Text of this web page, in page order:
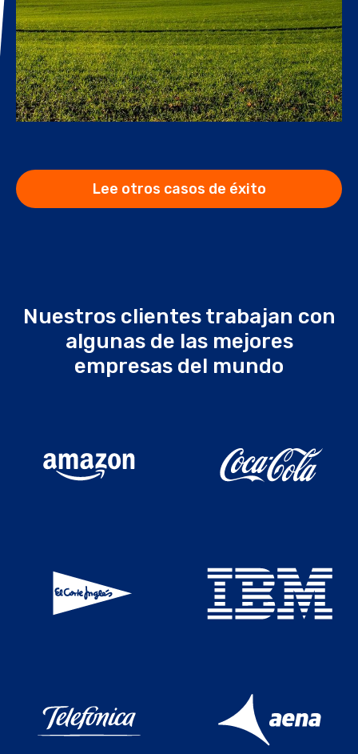
Lee otros casos de éxito
Nuestros clientes trabajan con
algunas de las mejores
empresas del mundo